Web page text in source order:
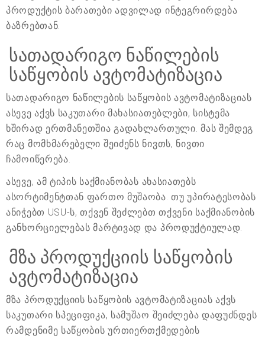
პროდუქტის ბარათები ადვილად ინტეგრირდება
ბაზრებთან.
სათადარიგო ნაწილების
საწყობის ავტომატიზაცია
სათადარიგო ნაწილების საწყობის ავტომატიზაციას
ასევე აქვს საკუთარი მახასიათებლები, სისტემა
ხშირად ერთმანეთშია გადახლართული. მას შემდეგ
რაც მომხმარებელი შეიძენს ნივთს, ნივთი
ჩამოიწერება.
ასევე, ამ ტიპის საქმიანობას ახასიათებს
ასორტიმენტთან ფართო მუშაობა. თუ უპირატესობას
ანიჭებთ USU-ს, თქვენ შეძლებთ თქვენი საქმიანობის
განხორციელებას მარტივად და პროდუქტიულად.
მზა პროდუქციის საწყობის
ავტომატიზაცია
მზა პროდუქციის საწყობის ავტომატიზაციას აქვს
საკუთარი სპეციფიკა, სამუშაო შეიძლება დაფუძნდეს
რამდენიმე საწყობის ურთიერთქმედების